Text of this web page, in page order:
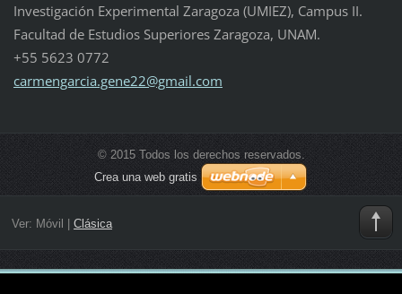
Investigación Experimental Zaragoza (UMIEZ), Campus II.
Facultad de Estudios Superiores Zaragoza, UNAM.
+55 5623 0772
carmengarcia.gene22@gmail.com
© 2015 Todos los derechos reservados.
Crea una web gratis
Ver: Móvil Clásica